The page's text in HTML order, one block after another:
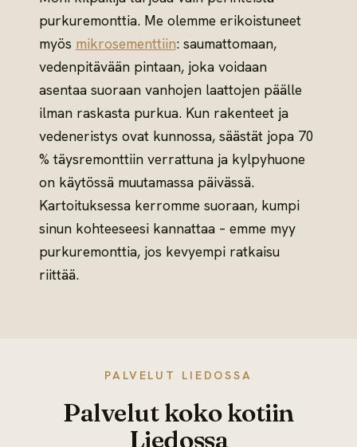
purkuremonttia. Me olemme erikoistuneet
myös mikrosementtiin: saumattomaan,
vedenpitävään pintaan, joka voidaan
asentaa suoraan vanhojen laattojen päälle
ilman raskasta purkua. Kun rakenteet ja
vedeneristys ovat kunnossa, säästät jopa 70
% täysremonttiin verrattuna ja kylpyhuone
on käytössä muutamassa päivässä.
Kartoituksessa kerromme suoraan, kumpi
sinun kohteeseesi kannattaa – emme myy
purkuremonttia, jos kevyempi ratkaisu
riittää.
PALVELUT LIEDOSSA
Palvelut koko kotiin
Liedossa